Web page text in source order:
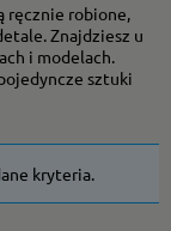
ręcznie robione,
Znajdziesz u
i modelach.
sztuki
kryteria.